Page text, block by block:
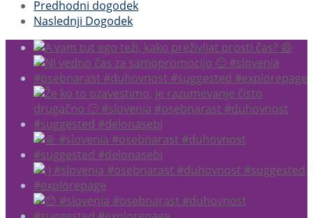
Predhodni dogodek
Naslednji Dogodek